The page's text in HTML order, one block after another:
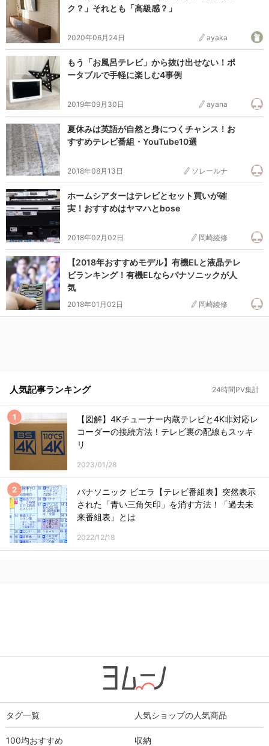
ク？」それとも「高級感？」
2020年06月24日 ayaka
もう「お風呂テレビ」から抜け出せない！ポ
ータブルで手軽に楽しむ4事例
2019年09月30日 ayana
夏休みは英語が自然と身につくチャンス！お
すすめテレビ番組・YouTube10選
2018年08月13日 ソレールナ
ホームシアターはテレビとセット買いが確
実！おすすめはヤマハとbose
2018年02月02日 岡崎綾修
【2018年おすすめモデル】有機ELと液晶テレ
ビランキング！有機ELならパナソニックが人
気
2018年01月02日 岡崎綾修
人気記事ランキング 24時間PV集計
【図解】4Kチューナー内蔵テレビと4K非対応レ
コーダーの接続方法！テレビ裏の配線もスッキ
リ
2023/01/28
パナソニック ビエラ【テレビ番組表】突然表示
された「青い三角矢印」を消す方法！「過去未
来番組表」とは
2022/12/18
タグ一覧 人気ショップの人気商品
100均おすすめ 収納